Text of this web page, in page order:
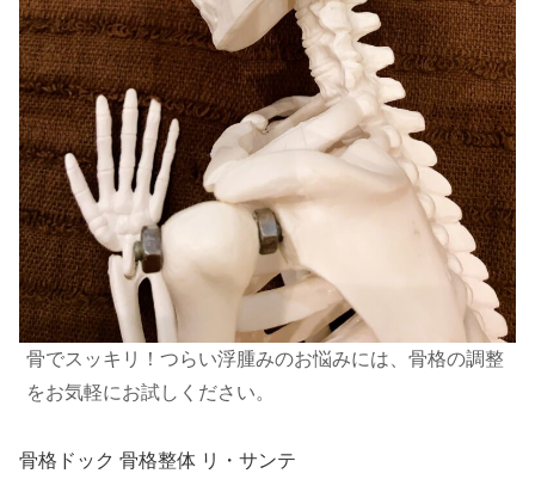
骨でスッキリ！つらい浮腫みのお悩みには、骨格の調整
をお気軽にお試しください。
骨格ドック 骨格整体 リ・サンテ